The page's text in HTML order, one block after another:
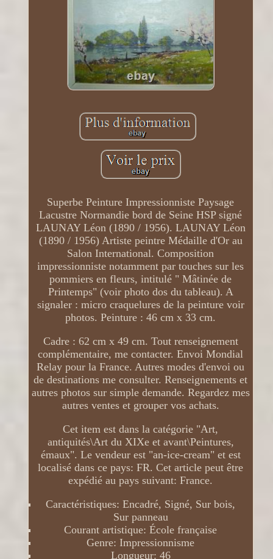
Superbe Peinture Impressionniste Paysage
Lacustre Normandie bord de Seine HSP signé
LAUNAY Léon (1890 / 1956). LAUNAY Léon
(1890 / 1956) Artiste peintre Médaille d'Or au
Salon International. Composition
impressionniste notamment par touches sur les
pommiers en fleurs, intitulé " Mâtinée de
Printemps" (voir photo dos du tableau). A
signaler : micro craquelures de la peinture voir
photos. Peinture : 46 cm x 33 cm.
Cadre : 62 cm x 49 cm. Tout renseignement
complémentaire, me contacter. Envoi Mondial
Relay pour la France. Autres modes d'envoi ou
de destinations me consulter. Renseignements et
autres photos sur simple demande. Regardez mes
autres ventes et grouper vos achats.
Cet item est dans la catégorie "Art,
antiquités\Art du XIXe et avant\Peintures,
émaux". Le vendeur est "an-ice-cream" et est
localisé dans ce pays: FR. Cet article peut être
expédié au pays suivant: France.
Caractéristiques: Encadré, Signé, Sur bois,
Sur panneau
Courant artistique: École française
Genre: Impressionnisme
Longueur: 46